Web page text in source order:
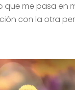
que me pasa en
con la otra